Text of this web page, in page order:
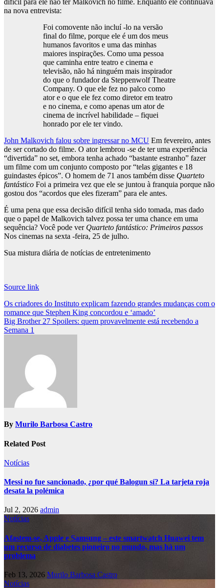
difícil para ele não ter Malkovich no filme. Enquanto ele continuava
na nova entrevista:
Foi comovente não incluí -lo na versão
final do filme, porque ele é um dos meus
humanos favoritos e uma das minhas
maiores inspirações. Como uma pessoa
que caminha entre teatro e cinema e
televisão, não há ninguém mais inspirador
do que o fundador da Steppenwolf Theatre
Company. O que ele fez no palco como
ator e o que ele fez como diretor em teatro
e no cinema, e como apenas um ator de
cinema de incrível habilidade – fiquei
honrado por ele ter vindo.
John Malkovich falou sobre ingressar no MCU Em fevereiro, antes
de ser cortado do filme. O ator lembrou -se de ter uma experiência
“divertida” no set, embora tenha achado “bastante estranho” fazer
um filme com um conjunto composto por “telas gigantes e 18
guindastes épicos”. O homem de 71 anos também disse Quarteto
fantástico Foi a primeira vez que ele se juntou à franquia porque não
gostou dos “acordos que eles fizeram” para ele antes.
É uma pena que essa decisão difícil tenha sido tomada, mas dado
que o papel de Malkovich talvez possa ter uma chance em uma
sequência? Você pode ver Quarteto fantástico: Primeiros passos
Nos cinemas na sexta -feira, 25 de julho.
Sua mistura diária de notícias de entretenimento
Source link
Post
navigation
Os criadores do Instituto explicam fazendo grandes mudanças com o
romance que Stephen King concordou e ‘amado’
Big Brother 27 Spoilers: quem provavelmente está recebendo a
Semana 1
By Murilo Barbosa Castro
Related Post
Notícias
Messi no fue sancionado, ¿por qué Balogun sí? La tarjeta roja
desata la polémica
Jul 2, 2026 admin
Notícias
Afastem-se, Apple e Samsung – este smartwatch Huawei tem
um recurso de diabetes pioneiro no mundo, mas há um
problema
Feb 13, 2026 Murilo Barbosa Castro
Notícias